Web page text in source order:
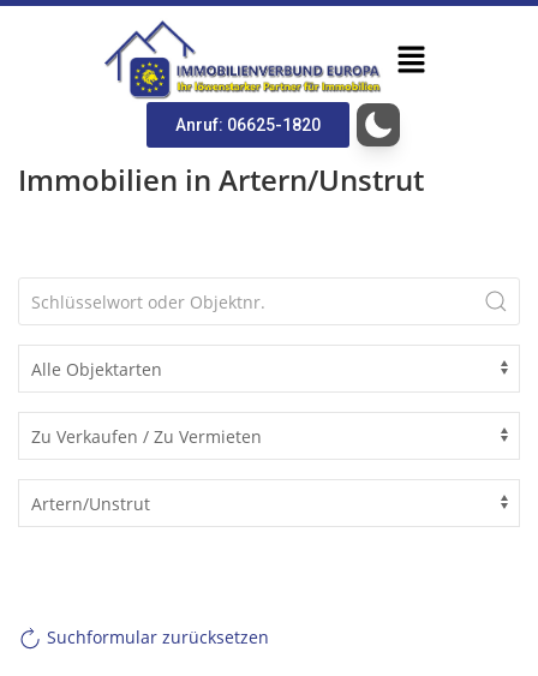
Anruf: 06625-1820
Immobilien in Artern/Unstrut
Suchformular zurücksetzen